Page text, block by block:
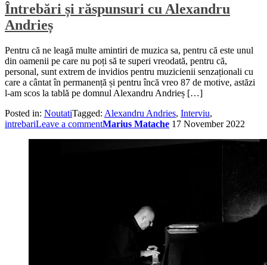
Întrebări și răspunsuri cu Alexandru
Andrieș
Pentru că ne leagă multe amintiri de muzica sa, pentru că este unul
din oamenii pe care nu poți să te superi vreodată, pentru că,
personal, sunt extrem de invidios pentru muzicienii senzaționali cu
care a cântat în permanență și pentru încă vreo 87 de motive, astăzi
l-am scos la tablă pe domnul Alexandru Andrieș […]
Posted in: NoutatiTagged: Alexandru Andries, Interviu,
intrebariLeave a commentMarius Matache 17 November 2022